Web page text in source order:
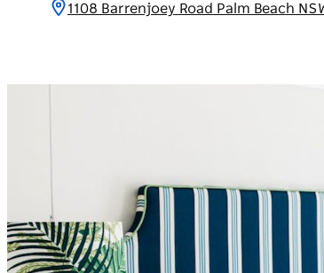
1108 Barrenjoey Road Palm Beach